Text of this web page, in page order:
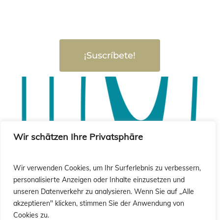
Wir schätzen Ihre Privatsphäre
Wir verwenden Cookies, um Ihr Surferlebnis zu verbessern,
personalisierte Anzeigen oder Inhalte einzusetzen und
unseren Datenverkehr zu analysieren. Wenn Sie auf „Alle
akzeptieren" klicken, stimmen Sie der Anwendung von
Cookies zu.
¡Suscríbete!